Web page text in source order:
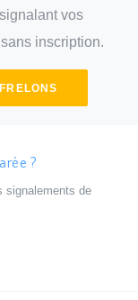
vos
inscription.
?
signalements de